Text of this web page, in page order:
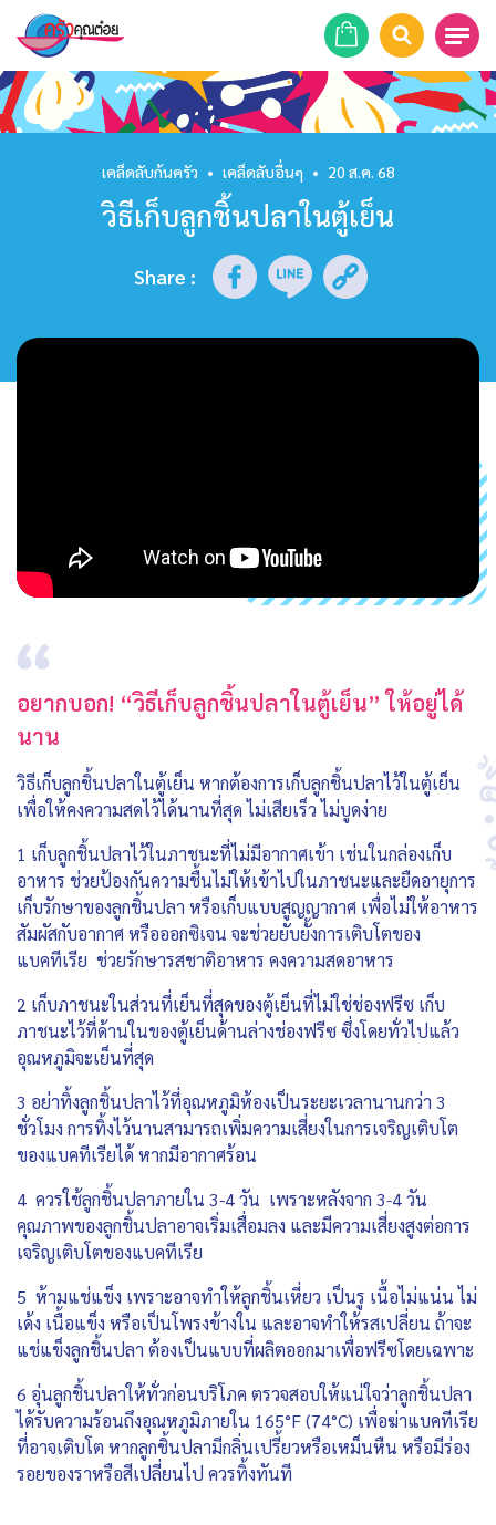
หน้าแรก
สูตรอาหาร
ร้านอาหาร
รายการย้อนหลัง
เคล็ดลับก้นครัว • เคล็ดลับอื่นๆ • 20 ส.ค. 68
วิธีเก็บลูกชิ้นปลาในตู้เย็น
Share :
อยากบอก! “วิธีเก็บลูกชิ้นปลาในตู้เย็น” ให้อยู่ได้
นาน
วิธีเก็บลูกชิ้นปลาในตู้เย็น หากต้องการเก็บลูกชิ้นปลาไว้ในตู้เย็น
เพื่อให้คงความสดไว้ได้นานที่สุด ไม่เสียเร็ว ไม่บูดง่าย
1 เก็บลูกชิ้นปลาไว้ในภาชนะที่ไม่มีอากาศเข้า เช่นในกล่องเก็บ
อาหาร ช่วยป้องกันความชื้นไม่ให้เข้าไปในภาชนะและยืดอายุการ
เก็บรักษาของลูกชิ้นปลา หรือเก็บแบบสูญญากาศ เพื่อไม่ให้อาหาร
สัมผัสกับอากาศ หรือออกซิเจน จะช่วยยับยั้งการเติบโตของ
แบคทีเรีย ช่วยรักษารสชาติอาหาร คงความสดอาหาร
2 เก็บภาชนะในส่วนที่เย็นที่สุดของตู้เย็นที่ไม่ใช่ช่องฟรีซ เก็บ
ภาชนะไว้ที่ด้านในของตู้เย็นด้านล่างช่องฟรีซ ซึ่งโดยทั่วไปแล้ว
อุณหภูมิจะเย็นที่สุด
3 อย่าทิ้งลูกชิ้นปลาไว้ที่อุณหภูมิห้องเป็นระยะเวลานานกว่า 3
ชั่วโมง การทิ้งไว้นานสามารถเพิ่มความเสี่ยงในการเจริญเติบโต
ของแบคทีเรียได้ หากมีอากาศร้อน
4 ควรใช้ลูกชิ้นปลาภายใน 3-4 วัน เพราะหลังจาก 3-4 วัน
คุณภาพของลูกชิ้นปลาอาจเริ่มเสื่อมลง และมีความเสี่ยงสูงต่อการ
เจริญเติบโตของแบคทีเรีย
5 ห้ามแช่แข็ง เพราะอาจทำให้ลูกชิ้นเหี่ยว เป็นรู เนื้อไม่แน่น ไม่
เด้ง เนื้อแข็ง หรือเป็นโพรงข้างใน และอาจทำให้รสเปลี่ยน ถ้าจะ
แช่แข็งลูกชิ้นปลา ต้องเป็นแบบที่ผลิตออกมาเพื่อฟรีซโดยเฉพาะ
6 อุ่นลูกชิ้นปลาให้ทั่วก่อนบริโภค ตรวจสอบให้แน่ใจว่าลูกชิ้นปลา
ได้รับความร้อนถึงอุณหภูมิภายใน 165°F (74°C) เพื่อฆ่าแบคทีเรีย
ที่อาจเติบโต หากลูกชิ้นปลามีกลิ่นเปรี้ยวหรือเหม็นหืน หรือมีร่อง
รอยของราหรือสีเปลี่ยนไป ควรทิ้งทันที